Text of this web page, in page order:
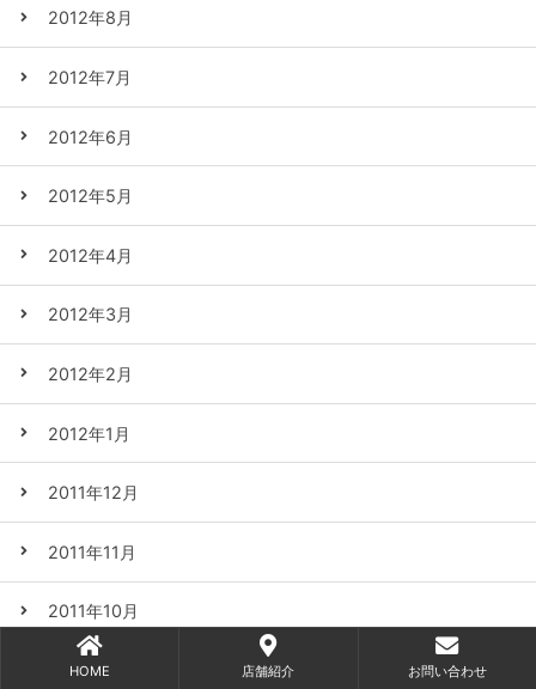
2012年8月
2012年7月
2012年6月
2012年5月
2012年4月
2012年3月
2012年2月
2012年1月
2011年12月
2011年11月
2011年10月
2011年9月
HOME 店舗紹介 お問い合わせ